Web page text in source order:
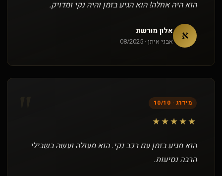
הוא היה אחלה! הוא הגיע בזמן והיה נקי ומדויק.
א אלון מורשת
אבני איתן · 08/2025
מידרג · 10/10
★★★★★
הוא מגיע בזמן עם רכב נקי. הוא מעולה ועשה בשבילי
הרבה נסיעות.